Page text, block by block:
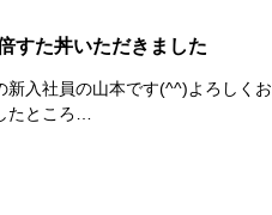
すた丼いただきました
入社員の山本です(^^)よろしくお
たところ…